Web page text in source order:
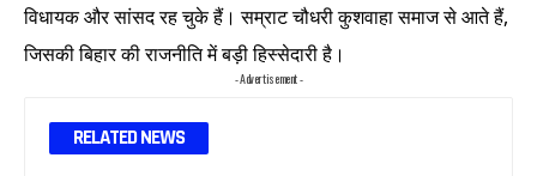
विधायक और सांसद रह चुके हैं। सम्राट चौधरी कुशवाहा समाज से आते हैं,
जिसकी बिहार की राजनीति में बड़ी हिस्सेदारी है।
- Advertisement -
RELATED NEWS